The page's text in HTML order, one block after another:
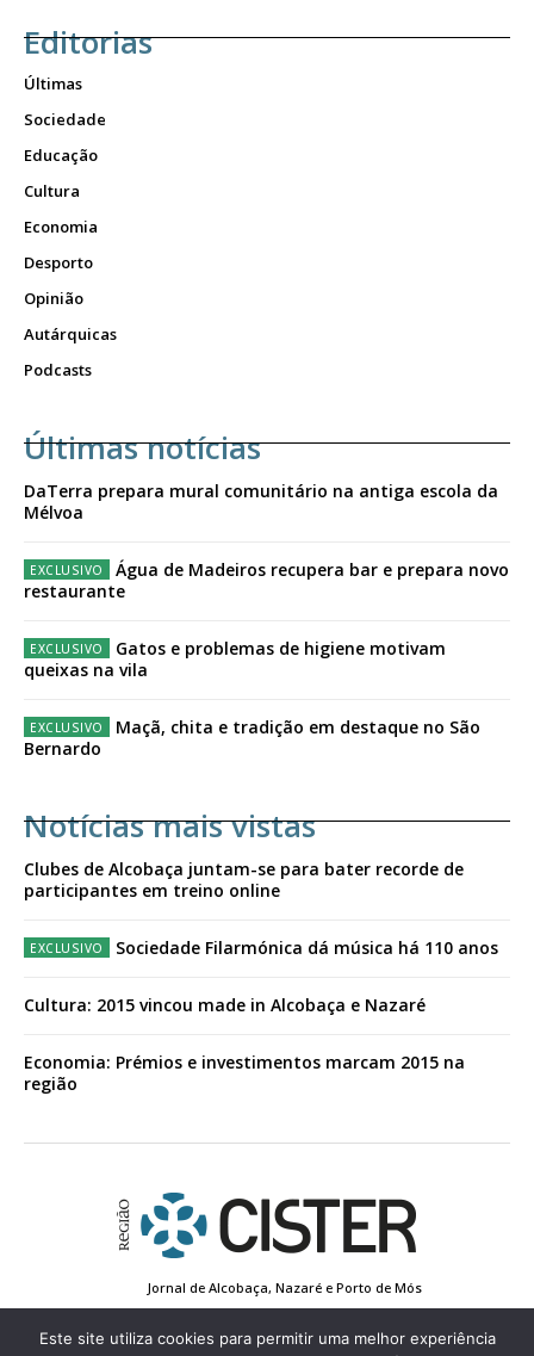
Editorias
Últimas
Sociedade
Educação
Cultura
Economia
Desporto
Opinião
Autárquicas
Podcasts
Últimas notícias
DaTerra prepara mural comunitário na antiga escola da
Mélvoa
Água de Madeiros recupera bar e prepara novo
restaurante
Gatos e problemas de higiene motivam
queixas na vila
Maçã, chita e tradição em destaque no São
Bernardo
Notícias mais vistas
Clubes de Alcobaça juntam-se para bater recorde de
participantes em treino online
Sociedade Filarmónica dá música há 110 anos
Cultura: 2015 vincou made in Alcobaça e Nazaré
Economia: Prémios e investimentos marcam 2015 na
região
Jornal de Alcobaça, Nazaré e Porto de Mós
Conta de Registo
Edição Impressa
Este site utiliza cookies para permitir uma melhor experiência